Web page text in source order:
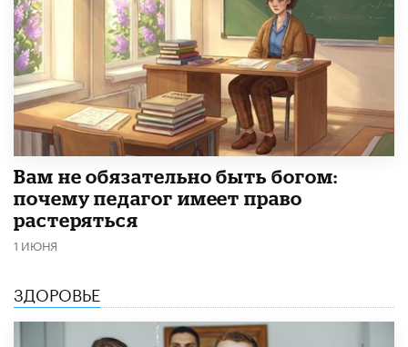
​Вам не обязательно быть богом:
почему педагог имеет право
растеряться
1 ИЮНЯ
ЗДОРОВЬЕ